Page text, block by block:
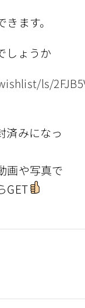
ます。
しょうか
ls/
済みになっ
画や写真で
GET